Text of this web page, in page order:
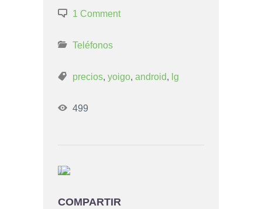
1 Comment
Teléfonos
precios, yoigo, android, lg
499
COMPARTIR